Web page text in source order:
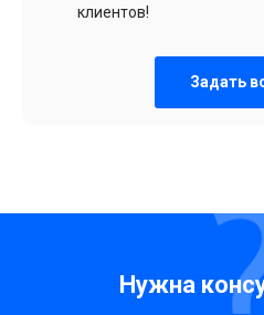
клиентов!
Задать
Нужна